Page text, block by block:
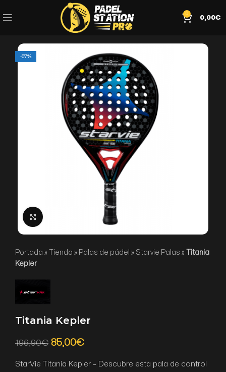
0
0,00€
-57%
Portada » Tienda » Palas de pádel » Starvie Palas »
Titania
Kepler
Titania Kepler
196,90€ 85,00€
StarVie Titania Kepler – Descubre esta pala de control